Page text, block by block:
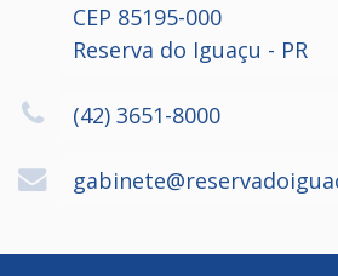
CEP 85195-000
Reserva do Iguaçu - PR
(42) 3651-8000